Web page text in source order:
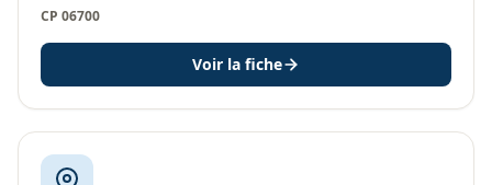
CP 06700
Voir la fiche